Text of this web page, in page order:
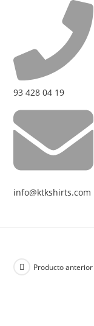
93 428 04 19
info@ktkshirts.com
Producto anterior